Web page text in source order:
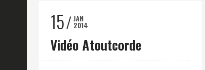
15 JAN
2014
Vidéo Atoutcorde